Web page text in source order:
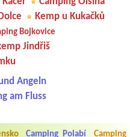
Kemp u Kukačků
Bojkovice
Jindřiš
Angeln
am Fluss
Camping Polabí Camping
Kemp jako takový je pěkný.